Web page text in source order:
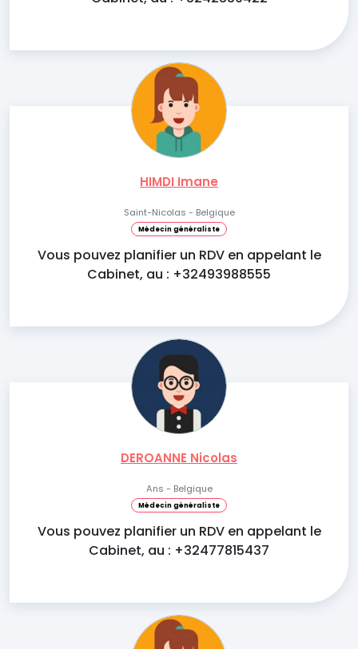
HIMDI Imane
Saint-Nicolas - Belgique
Médecin généraliste
Vous pouvez planifier un RDV en appelant le
Cabinet, au : +32493988555
DEROANNE Nicolas
Ans - Belgique
Médecin généraliste
Vous pouvez planifier un RDV en appelant le
Cabinet, au : +32477815437